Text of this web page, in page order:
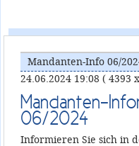
Mandanten-Info 06/
24.06.2024 19:08 ( 4393
Mandanten-
06/2024
Informieren Sie sich in